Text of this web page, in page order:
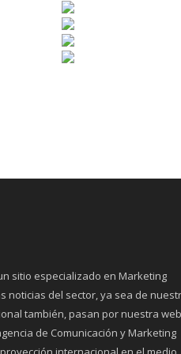
sitio especializado en Marketing
noticias del sector, ya sea de
también, pasan por nuestra
de Comunicación y Marketing